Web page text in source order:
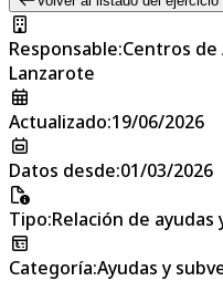
Responsable:Centros
Lanzarote
Actualizado:19/06/2026
Datos desde:01/03/2026
Tipo:Relación de
Categoría:Ayudas y